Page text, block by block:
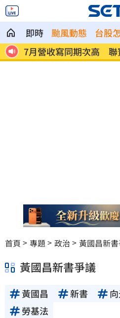
即時 颱風動態 台股
台股收復44000點大關
展
首頁 專題 政治 黃國昌新
黃國昌新書爭議
黃國昌 新書
勞基法